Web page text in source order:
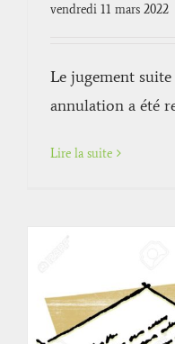
vendredi 11 mars 2022
Le jugement
annulation a été
Lire la suite